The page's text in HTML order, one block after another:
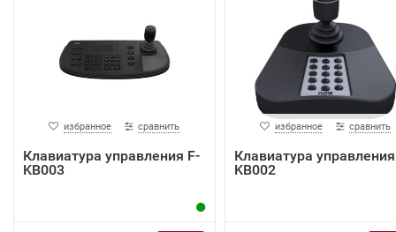
избранное сравнить
Клавиатура управления F-
KB003
избранное сравнить
Клавиатура
KB002